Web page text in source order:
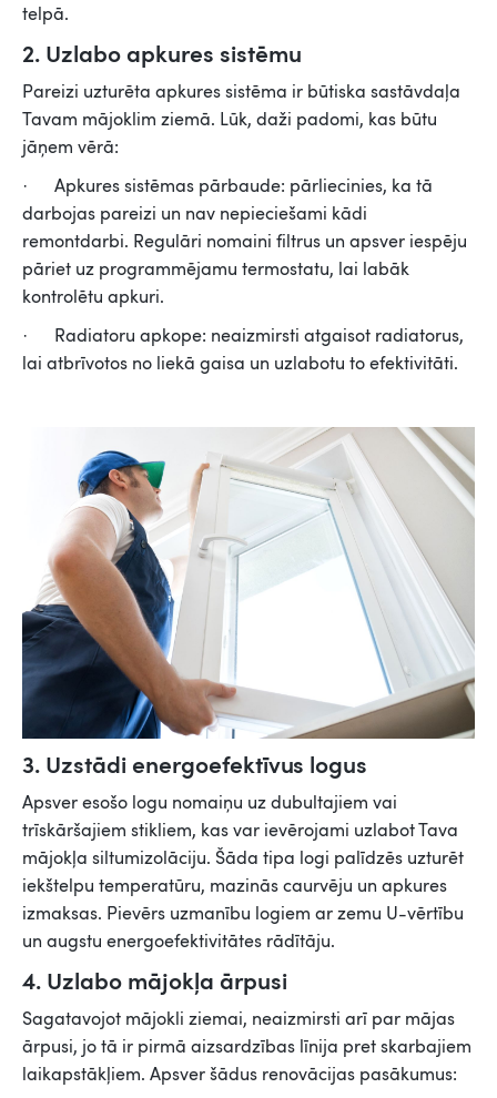
telpā.
2. Uzlabo apkures sistēmu
Pareizi uzturēta apkures sistēma ir būtiska sastāvdaļa
Tavam mājoklim ziemā. Lūk, daži padomi, kas būtu
jāņem vērā:
· Apkures sistēmas pārbaude: pārliecinies, ka tā
darbojas pareizi un nav nepieciešami kādi
remontdarbi. Regulāri nomaini filtrus un apsver iespēju
pāriet uz programmējamu termostatu, lai labāk
kontrolētu apkuri.
· Radiatoru apkope: neaizmirsti atgaisot radiatorus,
lai atbrīvotos no liekā gaisa un uzlabotu to efektivitāti.
3. Uzstādi energoefektīvus logus
Apsver esošo logu nomaiņu uz dubultajiem vai
trīskāršajiem stikliem, kas var ievērojami uzlabot Tava
mājokļa siltumizolāciju. Šāda tipa logi palīdzēs uzturēt
iekštelpu temperatūru, mazinās caurvēju un apkures
izmaksas. Pievērs uzmanību logiem ar zemu U-vērtību
un augstu energoefektivitātes rādītāju.
4. Uzlabo mājokļa ārpusi
Sagatavojot mājokli ziemai, neaizmirsti arī par mājas
ārpusi, jo tā ir pirmā aizsardzības līnija pret skarbajiem
laikapstākļiem. Apsver šādus renovācijas pasākumus: